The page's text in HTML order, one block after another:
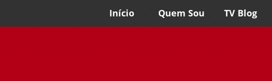
Início Quem Sou TV Blog